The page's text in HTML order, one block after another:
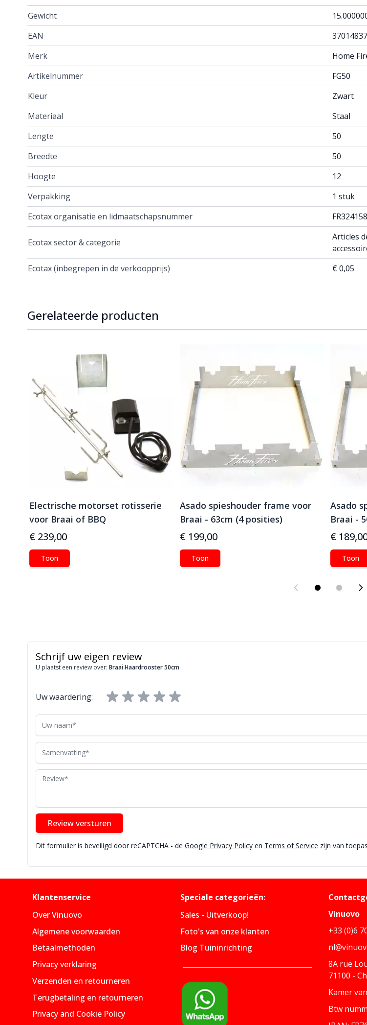
Gewicht
EAN
Merk
Home
Artikelnummer
FG50
Kleur
Zwart
Materiaal
Staal
Lengte
50
Breedte
50
Hoogte
12
Verpakking
1 stuk
Ecotax organisatie en lidmaatschapsnummer
Ecotax sector & categorie
Articles
Ecotax (inbegrepen in de verkoopprijs)
€ 0,05
Gerelateerde producten
Electrische motorset rotisserie
voor Braai of BBQ
€ 239,00
Toon
Asado spieshouder frame voor
Braai - 63cm (4 posities)
€ 199,00
Toon
Asado
Braai -
€
Toon
Schrijf uw eigen review
U plaatst een review over: Braai Haardrooster 50cm
Uw waardering:
Uw naam
Samenvatting
Review
Review versturen
Dit formulier is beveiligd door reCAPTCHA - de Google Privacy Policy en Terms of Service zijn van
Klantenservice
Over Vinuovo
Algemene voorwaarden
Betaalmethoden
Privacy verklaring
Verzenden en retourneren
Terugbetaling en retourneren
Privacy and Cookie Policy
Speciale categorieën:
Sales - Uitverkoop!
Foto's van onze klanten
Blog Tuininrichting
Vinuovo
+33 (0)6
8A rue
71100 -
Kamer
Btw